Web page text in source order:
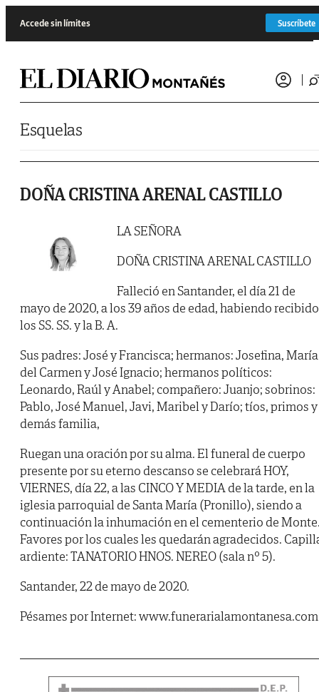
Accede sin límites Suscríbete
Esquelas
DOÑA CRISTINA ARENAL CASTILLO
LA SEÑORA
DOÑA CRISTINA ARENAL CASTILLO
Falleció en Santander, el día 21 de
mayo de 2020, a los 39 años de edad, habiendo recibido
los SS. SS. y la B. A.
Sus padres: José y Francisca; hermanos: Josefina, María
del Carmen y José Ignacio; hermanos políticos:
Leonardo, Raúl y Anabel; compañero: Juanjo; sobrinos:
Pablo, José Manuel, Javi, Maribel y Darío; tíos, primos y
demás familia,
Ruegan una oración por su alma. El funeral de cuerpo
presente por su eterno descanso se celebrará HOY,
VIERNES, día 22, a las CINCO Y MEDIA de la tarde, en la
iglesia parroquial de Santa María (Pronillo), siendo a
continuación la inhumación en el cementerio de
Favores por los cuales les quedarán agradecidos.
ardiente: TANATORIO HNOS. NEREO (sala nº 5).
Santander, 22 de mayo de 2020.
Pésames por Internet: www.funerarialamontanesa.com